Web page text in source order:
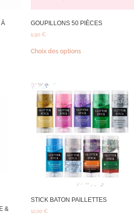
À
GOUPILLONS 50 PIÈCES
5,90 €
Choix des options
&
STICK BATON PAILLETTES
12,00 €